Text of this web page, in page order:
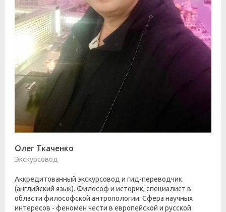
Олег Ткаченко
Экскурсовод
Аккредитованный экскурсовод и гид-переводчик
(английский язык). Философ и историк, специалист в
области философской антропологии. Сфера научных
интересов - феномен чести в европейской и русской